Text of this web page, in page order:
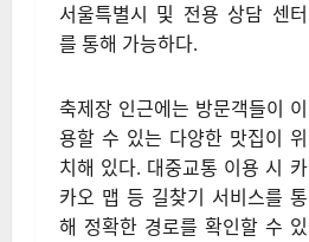
서울특별시 및 전용 상담 센터
를 통해 가능하다.
축제장 인근에는 방문객들이 이
용할 수 있는 다양한 맛집이 위
치해 있다. 대중교통 이용 시 카
카오 맵 등 길찾기 서비스를 통
해 정확한 경로를 확인할 수 있